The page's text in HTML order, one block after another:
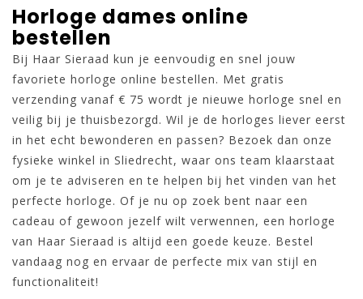
Horloge dames online
bestellen
Bij Haar Sieraad kun je eenvoudig en snel jouw
favoriete horloge online bestellen. Met gratis
verzending vanaf € 75 wordt je nieuwe horloge snel en
veilig bij je thuisbezorgd. Wil je de horloges liever eerst
in het echt bewonderen en passen? Bezoek dan onze
fysieke winkel in Sliedrecht, waar ons team klaarstaat
om je te adviseren en te helpen bij het vinden van het
perfecte horloge. Of je nu op zoek bent naar een
cadeau of gewoon jezelf wilt verwennen, een horloge
van Haar Sieraad is altijd een goede keuze. Bestel
vandaag nog en ervaar de perfecte mix van stijl en
functionaliteit!